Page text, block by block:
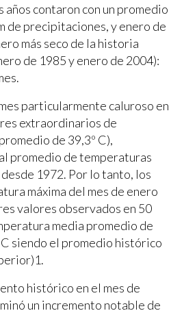
años contaron con un promedio
de precipitaciones, y enero de
más seco de la historia
de 1985 y enero de 2004):
particularmente caluroso en
extraordinarios de
de 39,3º C),
promedio de temperaturas
1972. Por lo tanto, los
máxima del mes de enero
valores observados en 50
media promedio de
C siendo el promedio histórico
histórico en el mes de
un incremento notable de